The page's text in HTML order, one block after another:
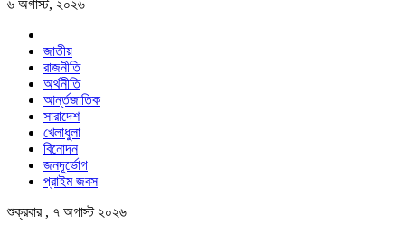
৬ অগাস্ট, ২০২৬
জাতীয়
রাজনীতি
অর্থনীতি
আর্ন্তজাতিক
সারাদেশ
খেলাধুলা
বিনোদন
জনদূর্ভোগ
প্রাইম জবস
শুক্রবার , ৭ অগাস্ট ২০২৬